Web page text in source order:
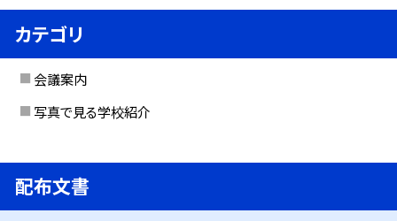
カテゴリ
会議案内
写真で見る学校紹介
配布文書